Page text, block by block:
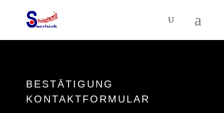
BESTÄTIGUNG
KONTAKTFORMULAR